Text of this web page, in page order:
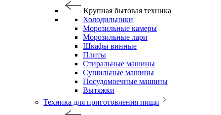
Крупная бытовая техника
Холодильники
Морозильные камеры
Морозильные лари
Шкафы винные
Плиты
Стиральные машины
Сушильные машины
Посудомоечные машины
Вытяжки
Техника для приготовления пищи